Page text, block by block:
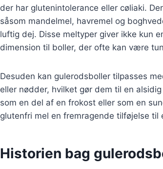
der har glutenintolerance eller cøliaki.
såsom mandelmel, havremel og
luftig dej. Disse meltyper giver ikke kun
dimension til boller, der ofte kan være
Desuden kan gulerodsboller tilpasses
eller nødder, hvilket gør dem til en
som en del af en frokost eller som en
glutenfri mel en fremragende tilføjelse til
Historien bag